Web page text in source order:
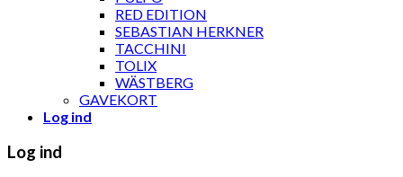
RED EDITION
SEBASTIAN HERKNER
TACCHINI
TOLIX
WÄSTBERG
GAVEKORT
Log ind
Log ind